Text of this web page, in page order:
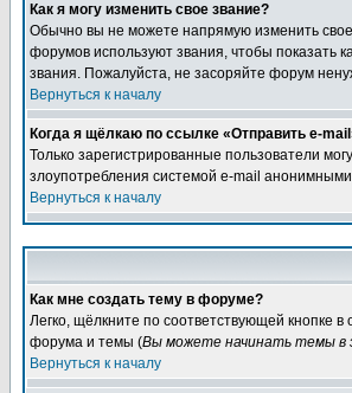
Как я могу изменить свое звание?
Обычно вы не можете напрямую изменить
форумов используют звания, чтобы показать
звания. Пожалуйста, не засоряйте форум
Вернуться к началу
Когда я щёлкаю по ссылке «Отправить e-
Только зарегистрированные пользователи
злоупотребления системой e-mail
Вернуться к началу
Как мне создать тему в форуме?
Легко, щёлкните по соответствующей кнопке
форума и темы (Вы можете начинать темы в
Вернуться к началу